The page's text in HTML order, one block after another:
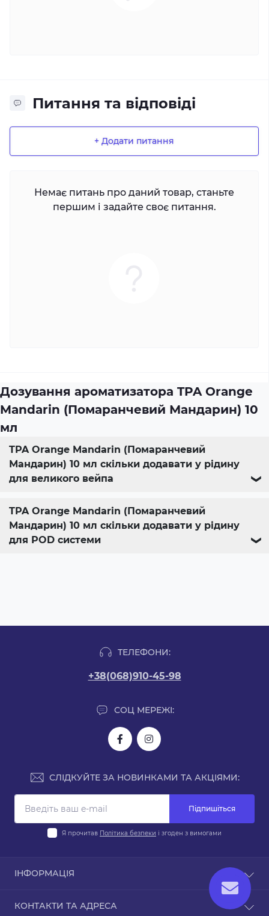
Питання та відповіді
+ Додати питання
Немає питань про даний товар, станьте
першим і задайте своє питання.
Дозування ароматизатора TPA Orange
Mandarin (Помаранчевий Мандарин) 10
мл
TPA Orange Mandarin (Помаранчевий
Мандарин) 10 мл скільки додавати у рідину
для великого вейпа
❯
TPA Orange Mandarin (Помаранчевий
Мандарин) 10 мл скільки додавати у рідину
для POD системи
❯
ТЕЛЕФОНИ:
+38(068)910-45-98
СОЦ МЕРЕЖІ:
СЛІДКУЙТЕ ЗА НОВИНКАМИ ТА АКЦІЯМИ:
Підпишіться
Я прочитав Політика безпеки і згоден з вимогами
ІНФОРМАЦІЯ
Політика безпеки
КОНТАКТИ ТА АДРЕСА